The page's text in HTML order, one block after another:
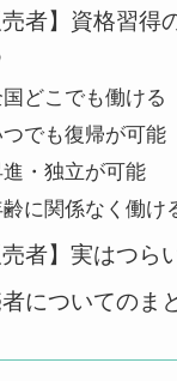
売者】資格習得
どこでも働ける
でも復帰が可能
・独立が可能
に関係なく働け
売者】実はつら
についてのま